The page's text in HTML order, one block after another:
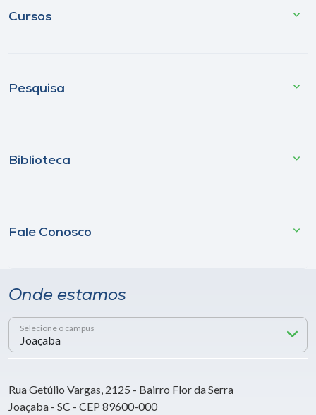
Cursos
Pesquisa
Biblioteca
Fale Conosco
Onde estamos
Selecione o campus
Rua Getúlio Vargas, 2125 - Bairro Flor da Serra
Joaçaba - SC - CEP 89600-000